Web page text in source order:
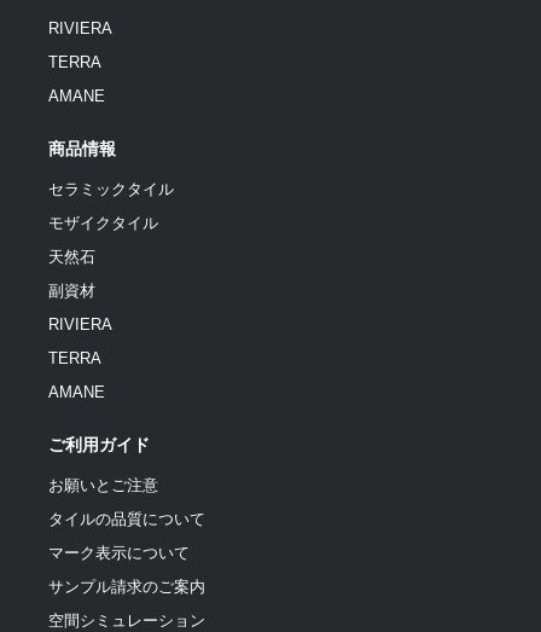
RIVIERA
TERRA
AMANE
商品情報
セラミックタイル
モザイクタイル
天然石
副資材
RIVIERA
TERRA
AMANE
ご利用ガイド
お願いとご注意
タイルの品質について
マーク表示について
サンプル請求のご案内
空間シミュレーション